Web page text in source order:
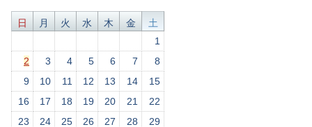
日 月 火 水 木 金
土
1
2
3 4 5 6 7
8
9
10 11 12 13 14
15
16
17 18 19 20 21
22
23
24 25 26 27 28 29